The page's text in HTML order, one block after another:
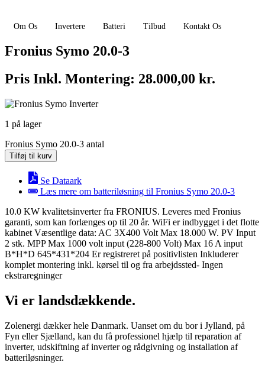
Om Os Invertere Batteri Tilbud Kontakt Os
Fronius Symo 20.0-3
Pris Inkl. Montering: 28.000,00 kr.
1 på lager
Fronius Symo 20.0-3 antal
Tilføj til kurv
Se Dataark
Læs mere om batteriløsning til Fronius Symo 20.0-3
10.0 KW kvalitetsinverter fra FRONIUS. Leveres med Fronius
garanti, som kan forlænges op til 20 år. WiFi er indbygget i det flotte
kabinet Væsentlige data: AC 3X400 Volt Max 18.000 W. PV Input
2 stk. MPP Max 1000 volt input (228-800 Volt) Max 16 A input
B*H*D 645*431*204 Er registreret på positivlisten Inkluderer
komplet montering inkl. kørsel til og fra arbejdssted- Ingen
ekstraregninger
Vi er landsdækkende.
Zolenergi dækker hele Danmark. Uanset om du bor i Jylland, på
Fyn eller Sjælland, kan du få professionel hjælp til reparation af
inverter, udskiftning af inverter og rådgivning og installation af
batteriløsninger.